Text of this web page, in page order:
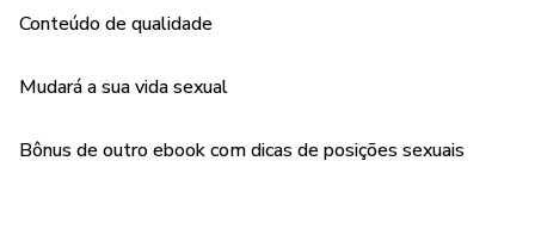
Conteúdo de qualidade
Mudará a sua vida sexual
Bônus de outro ebook com dicas de posições sexuais